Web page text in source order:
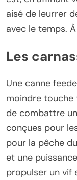
aisé de leurrer
avec le temps.
Les
Une canne
moindre touche
de combattre
conçues pour
pour la pêche
et une
propulser un vif